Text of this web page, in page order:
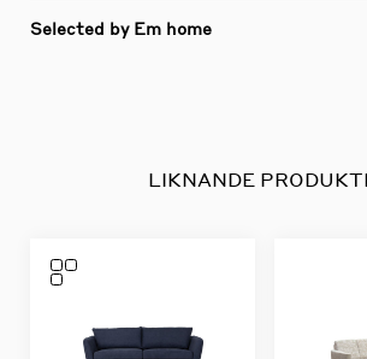
Selected by Em home
LIKNANDE